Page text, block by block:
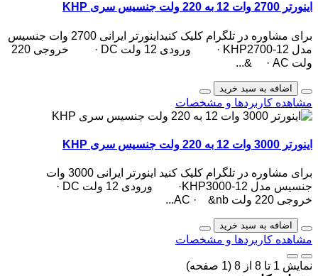
اینورتر 2700 وات 12 به 220 ولت جنسیس سری KHP
برای مشاوره در تلگرام کلیک کنیداینورتر ایرانی 2700 وات جنسیس
مدل KHP2700-12 · ورودی 12 ولت DC · خروجی 220
ولت AC · &...
اضافه به سبد خرید
مشاهده کاربردها و مشخصات
اینورتر 3000 وات 12 به 220 ولت جنسیس سری KHP
برای مشاوره در تلگرام کلیک کنید اینورتر ایرانی 3000 وات
جنسیس مدل KHP3000-12· ورودی 12 ولت DC ·
خروجی 220 ولت AC · &nb...
اضافه به سبد خرید
مشاهده کاربردها و مشخصات
نمایش 1 تا 8 از 8 (1 صفحه)